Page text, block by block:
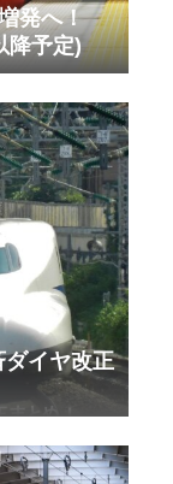
増発へ！
降予定)
イヤ改正